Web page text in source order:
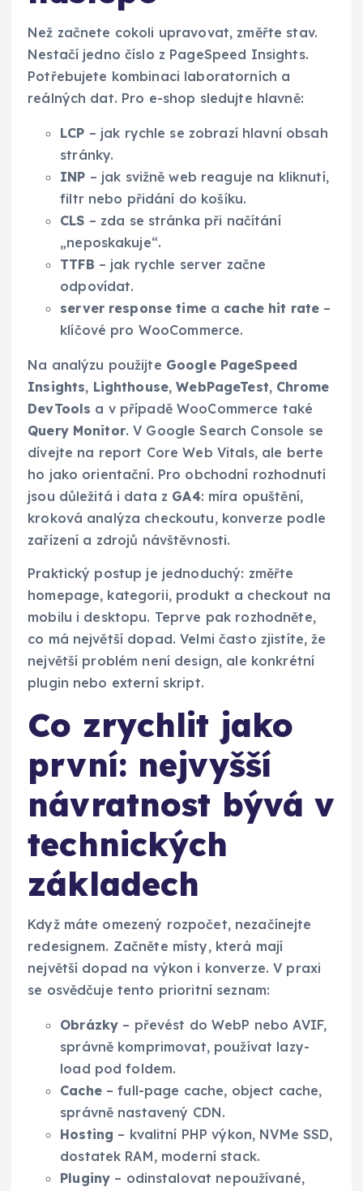
Než začnete cokoli upravovat, změřte stav.
Nestačí jedno číslo z PageSpeed Insights.
Potřebujete kombinaci laboratorních a
reálných dat. Pro e-shop sledujte hlavně:
LCP – jak rychle se zobrazí hlavní obsah
stránky.
INP – jak svižně web reaguje na kliknutí,
filtr nebo přidání do košíku.
CLS – zda se stránka při načítání
„neposkakuje“.
TTFB – jak rychle server začne
odpovídat.
server response timea cache hit rate –
klíčové pro WooCommerce.
Na analýzu použijte Google PageSpeed
Insights, Lighthouse,WebPageTest, Chrome
DevTools a v případě WooCommerce také
Query Monitor. V Google Search Console se
dívejte na report Core Web Vitals, ale berte
ho jako orientační. Pro obchodní rozhodnutí
jsou důležitá i data z GA4: míra opuštění,
kroková analýza checkoutu, konverze podle
zařízení a zdrojů návštěvnosti.
Praktický postup je jednoduchý: změřte
homepage, kategorii, produkt a checkout na
mobilu i desktopu. Teprve pak rozhodněte,
co má největší dopad. Velmi často zjistíte, že
největší problém není design, ale konkrétní
plugin nebo externí skript.
Co zrychlit jako
první: nejvyšší
návratnost bývá v
technických
základech
Když máte omezený rozpočet, nezačínejte
redesignem. Začněte místy, která mají
největší dopad na výkon i konverze. V praxi
se osvědčuje tento prioritní seznam:
Obrázky – převést do WebP nebo AVIF,
správně komprimovat, používat lazy-
load pod foldem.
Cache– full-page cache, object cache,
správně nastavený CDN.
Hosting – kvalitní PHP výkon, NVMe SSD,
dostatek RAM, moderní stack.
Pluginy – odinstalovat nepoužívané,